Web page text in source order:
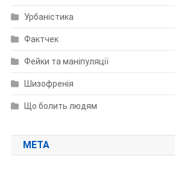
Урбаністика
Фактчек
Фейки та маніпуляції
Шизофренія
Що болить людям
МЕТА